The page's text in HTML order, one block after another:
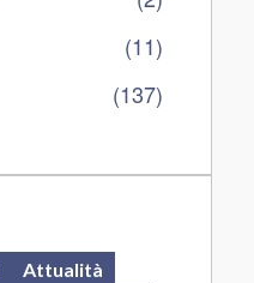
(11)
(137)
Attualità